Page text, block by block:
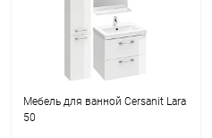
Мебель для ванной Cersanit Lara
50